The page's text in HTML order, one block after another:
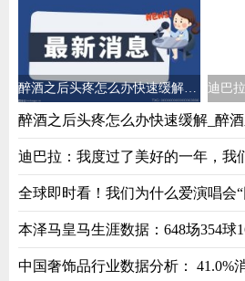
醉酒之后头疼怎么办快速缓解_醉酒之后头疼怎么办
全球即时看！我们为什么爱演唱会